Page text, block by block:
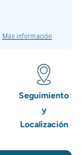
Más información
Seguimiento
y
Localización